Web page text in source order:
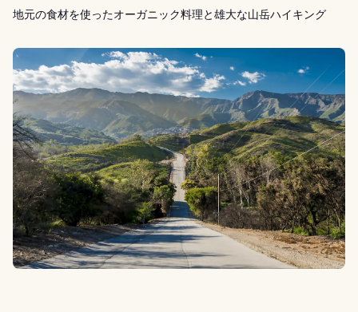
地元の食材を使ったオーガニック料理と雄大な山岳ハイキング